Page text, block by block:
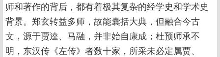
师和著作的背后，都有着极其复杂的经学史和学术史
背景。郑玄转益多师，故能囊括大典，但融合今古
文，源于贾逵、马融，并非始自康成；杜预师承不
明，东汉传《左传》者数十家，所采未必定属贾、